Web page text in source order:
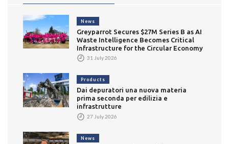
News
Greyparrot Secures $27M Series B as AI
Waste Intelligence Becomes Critical
Infrastructure for the Circular Economy
31 July 2026
Products
Dai depuratori una nuova materia
prima seconda per edilizia e
infrastrutture
27 July 2026
News